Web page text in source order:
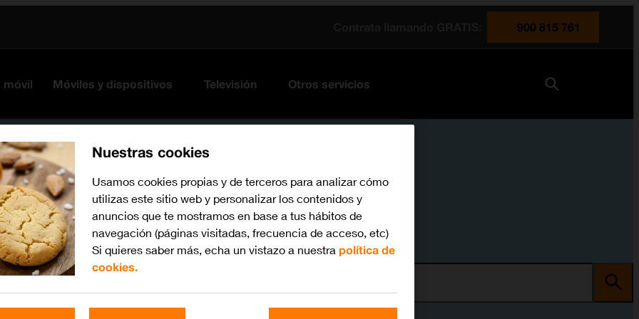
900 815 761
móvil Móviles y dispositivos Televisión Otros servicios
Nuestras cookies
Usamos cookies propias y de terceros para analizar cómo
utilizas este sitio web y personalizar los contenidos y
anuncios que te mostramos en base a tus hábitos de
navegación (páginas visitadas, frecuencia de acceso, etc)
Si quieres saber más, echa un vistazo a nuestra política de
cookies.